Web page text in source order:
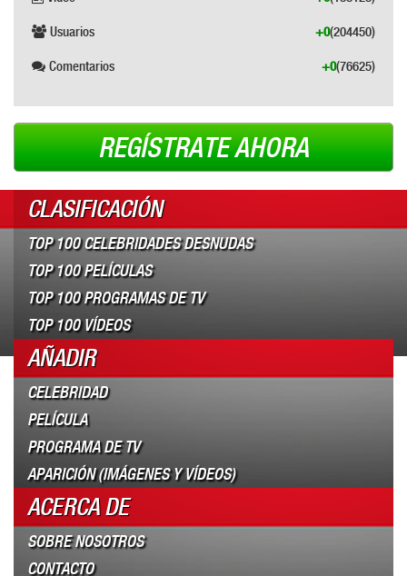
Usuarios (204450)
+0
Comentarios (76625)
+0
REGÍSTRATE AHORA
CLASIFICACIÓN
TOP 100 CELEBRIDADES DESNUDAS
TOP 100 PELÍCULAS
TOP 100 PROGRAMAS DE TV
TOP 100 VÍDEOS
AÑADIR
CELEBRIDAD
PELÍCULA
PROGRAMA DE TV
APARICIÓN (IMÁGENES Y VÍDEOS)
ACERCA DE
SOBRE NOSOTROS
CONTACTO